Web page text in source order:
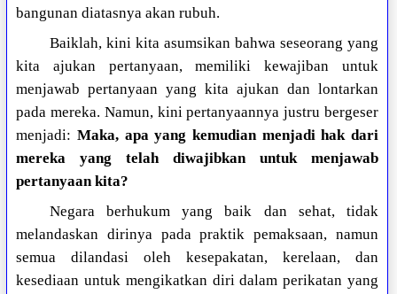
bangunan diatasnya akan rubuh.
Baiklah, kini kita asumsikan bahwa seseorang yang
kita ajukan pertanyaan, memiliki kewajiban untuk
menjawab pertanyaan yang kita ajukan dan lontarkan
pada mereka. Namun, kini pertanyaannya justru bergeser
menjadi: Maka, apa yang kemudian menjadi hak dari
mereka yang telah diwajibkan untuk menjawab
pertanyaan kita?
Negara berhukum yang baik dan sehat, tidak
melandaskan dirinya pada praktik pemaksaan, namun
semua dilandasi oleh kesepakatan, kerelaan, dan
kesediaan untuk mengikatkan diri dalam perikatan yang